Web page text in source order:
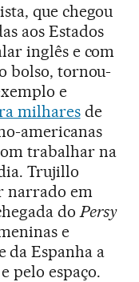
que chegou
aos Estados
inglês e com
bolso, tornou-
e
milharesde
americanas
trabalhar na
Trujillo
narrado em
doPersy
e
da Espanha a
pelo espaço.